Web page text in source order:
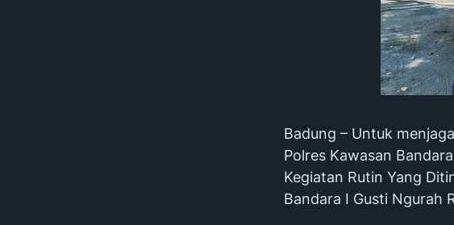
Badung – Untuk
Polres Kawasan
Kegiatan Rutin Yang
Bandara I Gusti Ngurah